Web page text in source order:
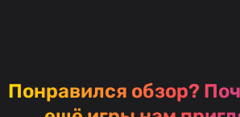
Понравился обзор?